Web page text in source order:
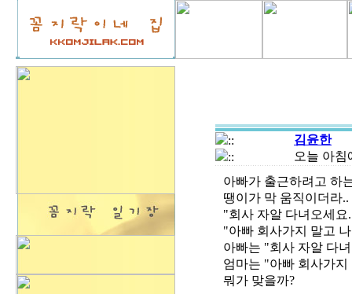
::
김윤한
::
오늘 아침
아빠가 출근하려고 하
땡이가 막 움직이더라
"회사 자알 다녀오세요
"아빠 회사가지 말고
아빠는 "회사 자알 다
엄마는 "아빠 회사가
뭐가 맞을까?